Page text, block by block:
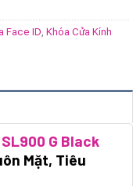
Face ID Khóa Cửa Kính
G Black
Mặt, Tiêu